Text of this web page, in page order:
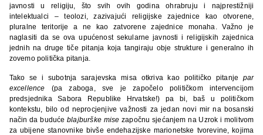
javnosti u religiju, što svih ovih godina ohrabruju i najprestižniji
intelektualci – teolozi, zazivajući religijske zajednice kao otvorene,
pluralne teritorije a ne kao zatvorene zajednice monaha. Važno je
naglasiti da se ova upućenost sekularne javnosti i religijskih zajednica
jednih na druge tiče pitanja koja tangiraju obje strukture i generalno ih
zovemo politička pitanja.
Tako se i subotnja sarajevska misa otkriva kao političko pitanje par
excellence (pa zaboga, sve je započelo političkom intervencijom
predsjednika Sabora Republike Hrvatske!) pa bi, baš u političkom
kontekstu, bilo od neprocjenjive važnosti za jedan novi mir na bosanski
način da budućeblajburške misezapočnu sjećanjem na Uzrok i molitvom
za ubijene stanovnike bivše endehazijske marionetske tvorevine, kojima